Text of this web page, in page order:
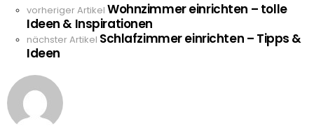
See
more
vorheriger Artikel Wohnzimmer einrichten – tolle
Ideen & Inspirationen
nächster Artikel Schlafzimmer einrichten – Tipps &
Ideen